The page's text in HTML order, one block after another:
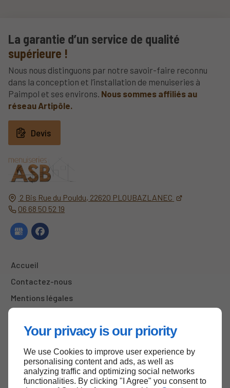
Your privacy is our priority
We use Cookies to improve user experience by
personalising content and ads, as well as
analyzing traffic and optimizing social networks
functionalities. By clicking "I Agree" you consent to
2 Bis Rue du Pouldu, 22620 PLOUBAZLANEC
06 68 50 52 19
Accueil
Contactez-nous
Mentions légales
La garantie d’un service de qualité
supérieure !
Nous nous distinguons par notre savoir-faire reconnu
dans la conception et l’installation de menuiseries à
Paimpol et ses environs. Nous sommes affiliés au
réseau Artipôle.
Devis
Haut de page